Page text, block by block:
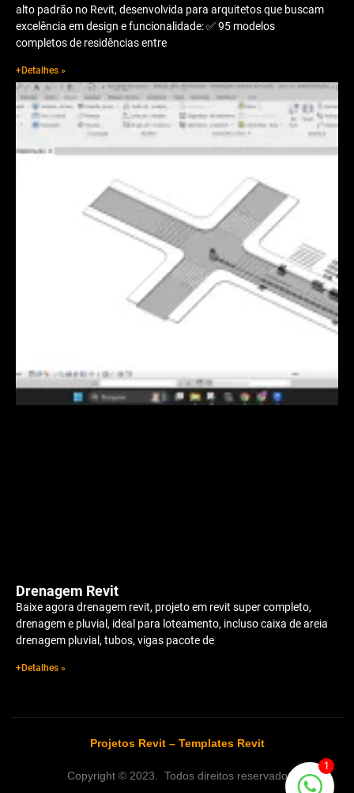
alto padrão no Revit, desenvolvida para arquitetos que buscam
excelência em design e funcionalidade: ✅ 95 modelos
completos de residências entre
+Detalhes »
Drenagem Revit
Baixe agora drenagem revit, projeto em revit super completo,
drenagem e pluvial, ideal para loteamento, incluso caixa de areia
drenagem pluvial, tubos, vigas pacote de
+Detalhes »
Projetos Revit– Templates Revit
Copyright © 2023. Todos direitos reservado
1